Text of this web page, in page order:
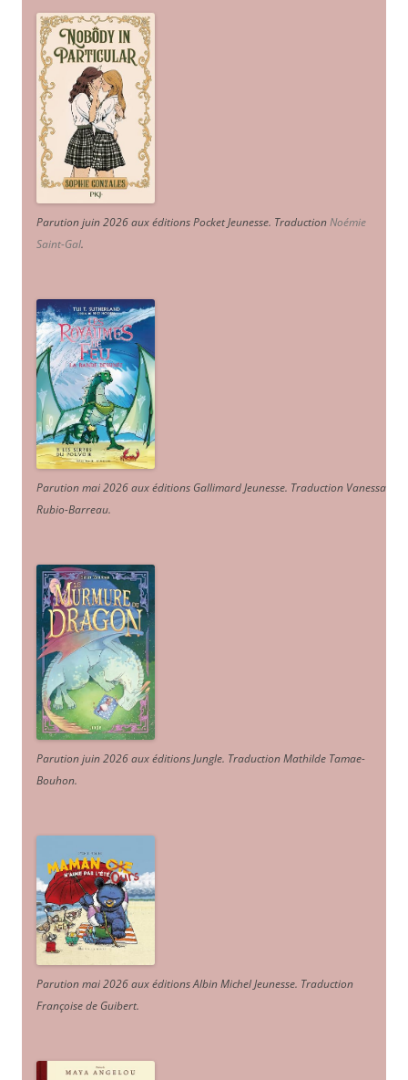
Parution juin 2026 aux éditions Pocket Jeunesse. TraductionNoémie
Saint-Gal.
Parution mai 2026 aux éditions Gallimard Jeunesse. Traduction Vanessa
Rubio-Barreau.
Parution juin 2026 aux éditions Jungle. Traduction Mathilde Tamae-
Bouhon.
Parution mai 2026 aux éditions Albin Michel Jeunesse. Traduction
Françoise de Guibert.